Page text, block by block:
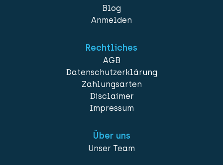
Blog
Anmelden
Rechtliches
AGB
Datenschutzerklärung
Zahlungsarten
Disclaimer
Impressum
Über uns
Unser Team